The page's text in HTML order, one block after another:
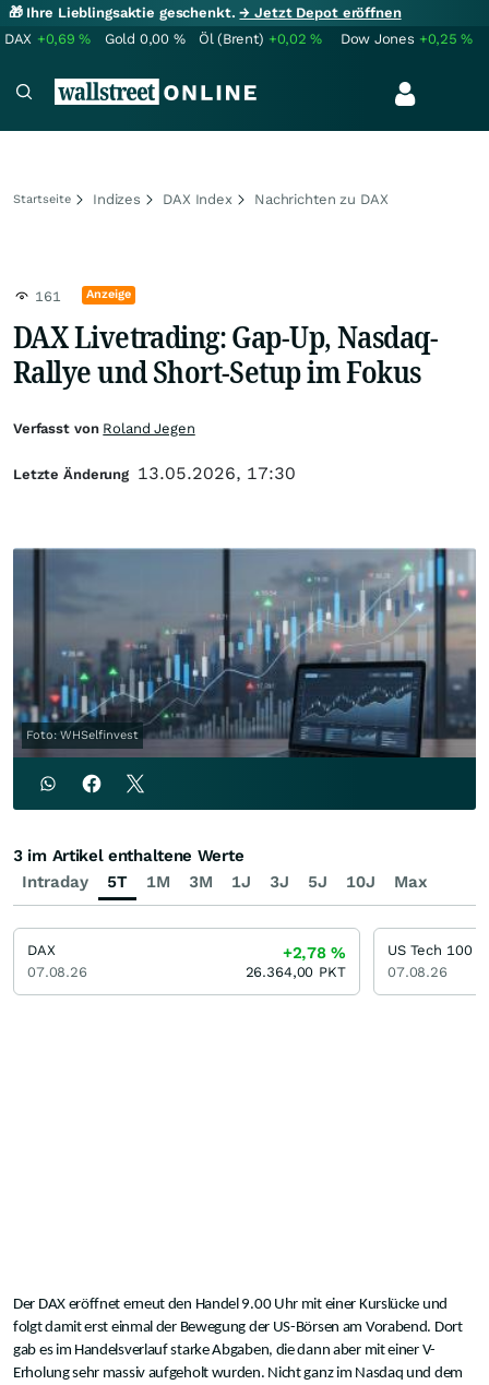
🎁 Ihre Lieblingsaktie geschenkt.→ Jetzt Depot eröffnen
DAX +0,69% Gold 0,00 % Öl (Brent) +0,02% Dow Jones +0,25%
Startseite Indizes DAX Index Nachrichten zu DAX
161 Anzeige
DAX Livetrading: Gap-Up, Nasdaq-
Rallye und Short-Setup im Fokus
Foto: WHSelfinvest
Der DAX eröffnet erneut den Handel 9.00 Uhr mit einer Kurslücke und
folgt damit erst einmal der Bewegung der US-Börsen am Vorabend. Dort
gab es im Handelsverlauf starke Abgaben, die dann aber mit einer V-
Erholung sehr massiv aufgeholt wurden. Nicht ganz im Nasdaq und dem
Verfasst von Roland Jegen
Letzte Änderung 13.05.2026, 17:30
Intraday 5T 1M 3M 1J 3J 5J 10J Max
3 im Artikel enthaltene Werte
DAX
07.08.26
+2,78%
26.364,00 PKT
US Tech 100
07.08.26